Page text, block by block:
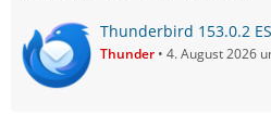
Thunderbird 153.0.2
Thunder 4. August 2026